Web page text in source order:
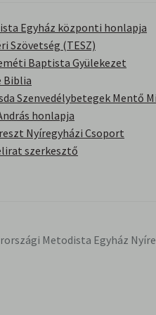
Egyház központi honlapja
Szövetség (TESZ)
Baptista Gyülekezet
Biblia
Szenvedélybetegek Mentő
honlapja
Nyíregyházi Csoport
szerkesztő
Metodista Egyház